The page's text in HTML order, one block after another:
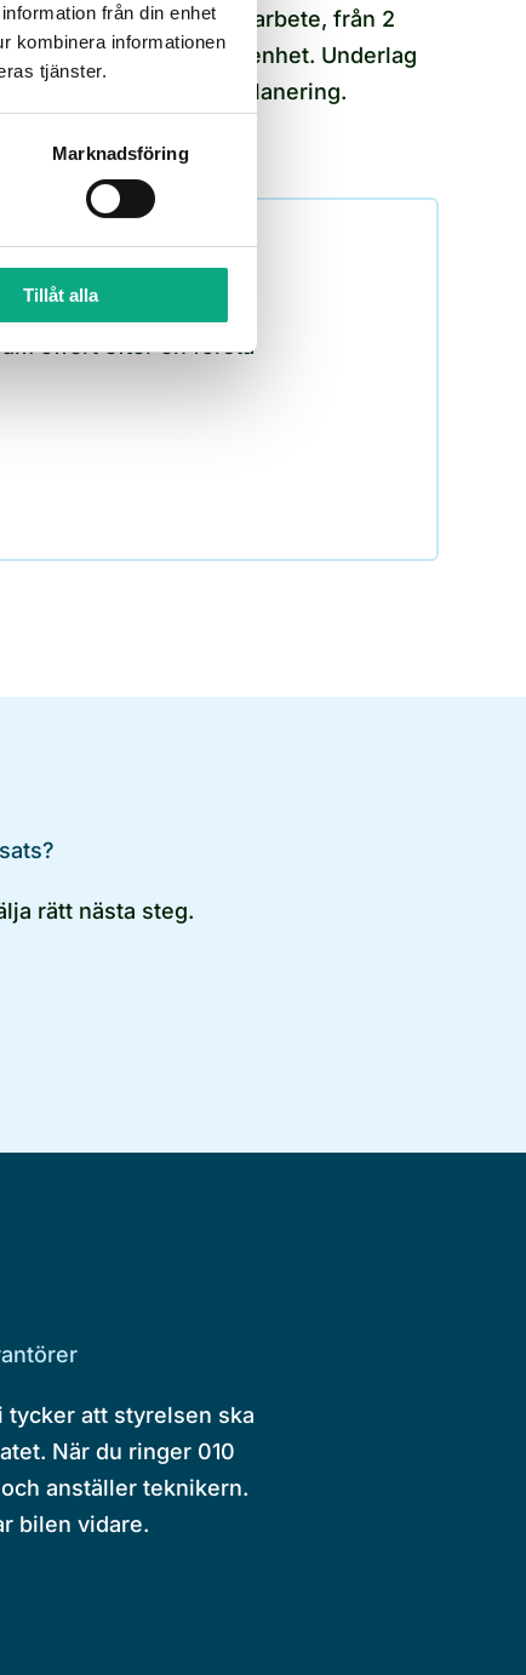
från din enhet
kombinera informationen
tjänster.
Marknadsföring
Tillåt alla
får rapport efter utfört arbete, från 2
kr inkl. moms per lägenhet. Underlag
håller för långsiktig planering.
offert efter en första
rätt nästa steg.
tycker att styrelsen ska
När du ringer 010
anställer teknikern.
bilen vidare.